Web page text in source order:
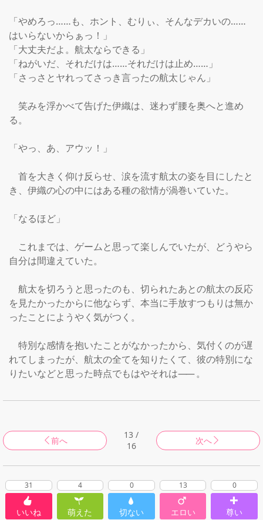
「やめろっ……も、ホント、むりぃ、そんなデカいの……
はいらないからぁっ！」
「大丈夫だよ。航太ならできる」
「ねがいだ、それだけは……それだけは止め……」
「さっさとヤれってさっき言ったの航太じゃん」
笑みを浮かべて告げた伊織は、迷わず腰を奥へと進め
る。
「やっ、あ、アウッ！」
首を大きく仰け反らせ、涙を流す航太の姿を目にしたと
き、伊織の心の中にはある種の欲情が渦巻いていた。
「なるほど」
これまでは、ゲームと思って楽しんでいたが、どうやら
自分は間違えていた。
を見たかったからに他ならず、本当に手放すつもりは無か
ったことにようやく気がつく。
特別な感情を抱いたことがなかったから、気付くのが遅
れてしまったが、航太の全てを知りたくて、彼の特別にな
りたいなどと思った時点でもはやそれは―― 。
前へ
13 /
16
次へ
31
いいね
4
萌えた
0
切ない
13
エロい
0
尊い